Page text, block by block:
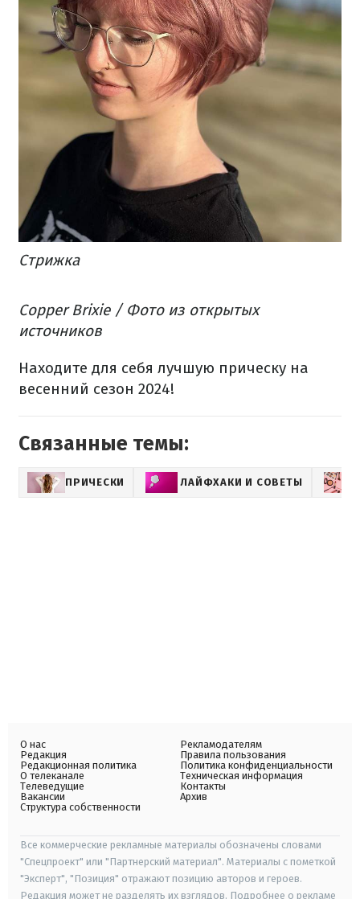
Стрижка
Copper Brixie / Фото из открытых
источников
Находите для себя лучшую прическу на
весенний сезон 2024!
Связанные темы:
ПРИЧЕСКИ ЛАЙФХАКИ И СОВЕТЫ
О нас
Редакция
Редакционная политика
О телеканале
Телеведущие
Вакансии
Структура собственности
Рекламодателям
Правила пользования
Политика конфиденциальности
Техническая информация
Контакты
Архив
Все коммерческие рекламные материалы обозначены словами
"Спецпроект" или "Партнерский материал". Материалы с пометкой
"Эксперт", "Позиция" отражают позицию авторов и героев.
Редакция может не разделять их взглядов. Подробнее о рекламе